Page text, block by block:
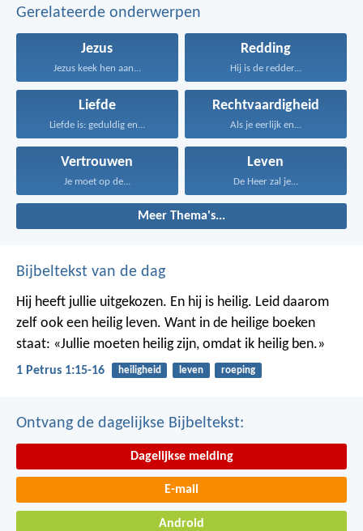
Gerelateerde onderwerpen
Jezus
Jezus keek hen aan...
Redding
Hij is de redder...
Liefde
Liefde is: geduldig en...
Rechtvaardigheid
Als je eerlijk en...
Vertrouwen
Je moet op de...
Leven
De Heer zal je...
Meer Thema's...
Bijbeltekst van de dag
Hij heeft jullie uitgekozen. En hij is heilig. Leid daarom
zelf ook een heilig leven. Want in de heilige boeken
staat: «Jullie moeten heilig zijn, omdat ik heilig ben.»
1 Petrus 1:15-16 heiligheid leven roeping
Ontvang de dagelijkse Bijbeltekst:
Dagelijkse melding
E-mail
Android